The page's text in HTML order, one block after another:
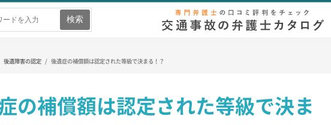
護士を探す 弁護士費用 無料相談
後遺障害の認定 / 後遺症の補償額は認定された等級で決まる！？
の補償額は認定された等級で決ま